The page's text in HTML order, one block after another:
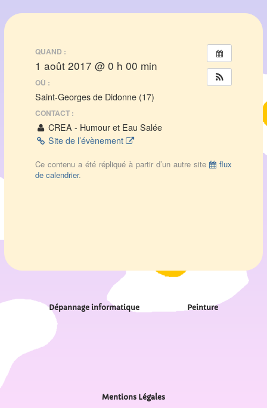
QUAND :
1 août 2017 @ 0 h 00 min
OÙ :
Saint-Georges de Didonne (17)
CONTACT :
CREA - Humour et Eau Salée
Site de l’évènement
Ce contenu a été répliqué à partir d’un autre site
flux
de calendrier.
Dépannage informatique Peinture
Mentions Légales